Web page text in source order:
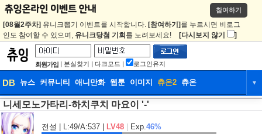
참여하기
[08월2주차] 유니크뽑기 이벤트를 시작합니다. [참여하기] 를 누르시면 비로그
인도 참여할 수 있으며, 유니크당첨 기회 를 노려보세요! [다시보지 않기 ]
회원가입 | 분실찾기 | 다크모드 | 로그인유지
DB 뉴스 커뮤니티 애니만화 웹툰 이미지 츄온2 츄온 ▼
DB 뉴스
웹툰 이미지 츄온2
니세모노가타리-하치쿠치 마요이 '-'
전설 | L:49/A:537 | LV48 Exp.46%